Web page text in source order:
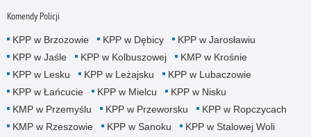
Komendy Policji
KPP w Brzozowie KPP w Dębicy
KPP w Jarosławiu
KPP w Jaśle
KPP w Kolbuszowej
KMP w Krośnie
KPP w Lesku
KPP w Leżajsku
KPP w Lubaczowie
KPP w Łańcucie
KPP w Mielcu
KPP w Nisku
KMP w Przemyślu
KPP w Przeworsku
KPP w Ropczycach
KMP w Rzeszowie
KPP w Sanoku
KPP w Stalowej Woli